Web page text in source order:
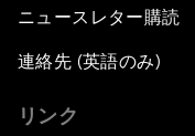
ニュースレター購読
連絡先 (英語のみ)
リンク